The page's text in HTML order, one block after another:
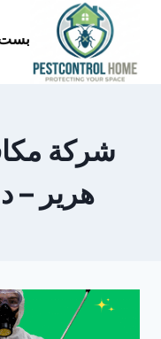
المحتوى
بست
شركة
هرير –